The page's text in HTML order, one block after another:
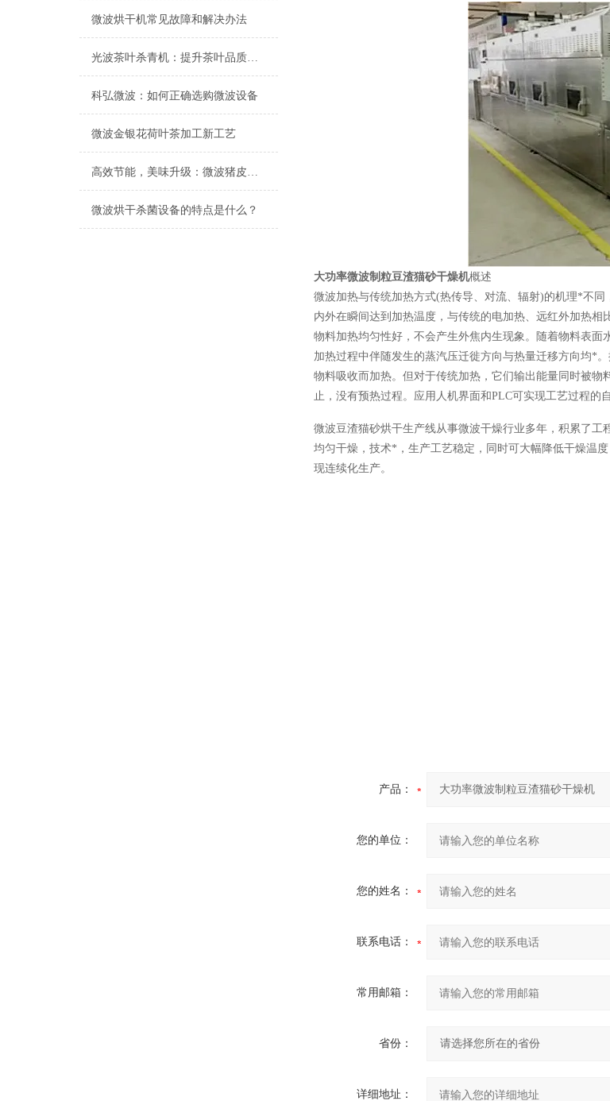
微波烘干机常见故障和解决办法
光波茶叶杀青机：提升茶叶品质与产量的关键设备
科弘微波：如何正确选购微波设备
微波金银花荷叶茶加工新工艺
高效节能，美味升级：微波猪皮膨化设备打造美食新篇章
微波烘干杀菌设备的特点是什么？
大功率微波制粒豆渣猫砂干燥机概述
微波加热与传统加热方式(热传导、对流、辐射)的机理*不
内外在瞬间达到加热温度，与传统的电加热、远红外加热
物料加热均匀性好，不会产生外焦内生现象。随着物料表
加热过程中伴随发生的蒸汽压迁徙方向与热量迁移方向均*
物料吸收而加热。但对于传统加热，它们输出能量同时被
止，没有预热过程。应用人机界面和PLC可实现工艺过程
微波豆渣猫砂烘干生产线从事微波干燥行业多年，积累了
均匀干燥，技术*，生产工艺稳定，同时可大幅降低干燥温
现连续化生产。
产品：
您的单位：
您的姓名：
联系电话：
常用邮箱：
省份：
详细地址：